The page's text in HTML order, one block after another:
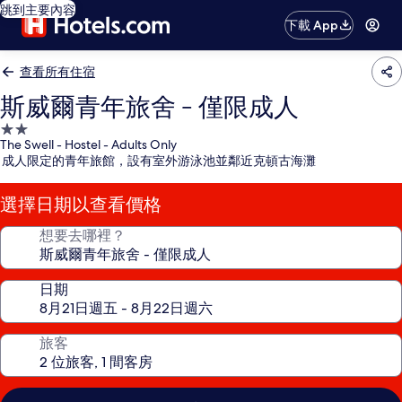
跳到主要內容
下載 App
查看所有住宿
斯威爾青年旅舍 - 僅限成人
2.0
星
級
住
宿
The Swell - Hostel - Adults Only
成人限定的青年旅館，設有室外游泳池並鄰近克頓古海灘
選擇日期以查看價格
想要去哪裡？
日期
旅客